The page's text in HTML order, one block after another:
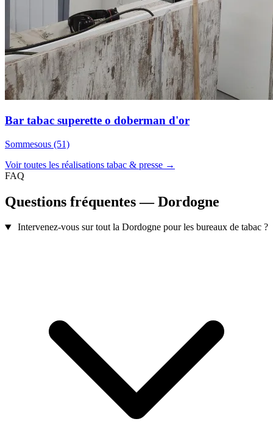
Bar tabac superette o doberman d'or
Sommesous (51)
Voir toutes les réalisations tabac & presse →
FAQ
Questions fréquentes — Dordogne
Intervenez-vous sur tout la Dordogne pour les bureaux de tabac ?